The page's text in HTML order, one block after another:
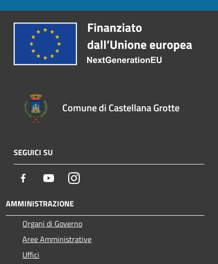
Comune di Castellana Grotte
SEGUICI SU
Facebook YoutubeInstagram
AMMINISTRAZIONE
Organi di Governo
Aree Amministrative
Uffici